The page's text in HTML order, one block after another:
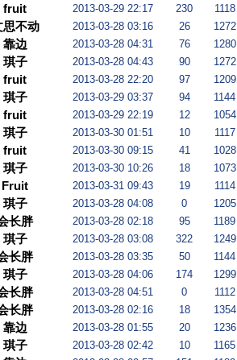
fruit 2013-03-29 22:17 230 1118
思不动 2013-03-28 03:16 26 1272
靠边 2013-03-28 04:31 76 1280
琪子 2013-03-28 04:43 90 1272
fruit 2013-03-28 22:20 97 1209
琪子 2013-03-29 03:37 94 1144
fruit 2013-03-29 22:19 12 1054
琪子 2013-03-30 01:51 10 1117
fruit 2013-03-30 09:15 41 1028
琪子 2013-03-30 10:26 18 1073
Fruit 2013-03-31 09:43 19 1114
琪子 2013-03-28 04:08 0 1205
长胖 2013-03-28 02:18 95 1189
琪子 2013-03-28 03:08 322 1249
长胖 2013-03-28 03:35 50 1144
琪子 2013-03-28 04:06 174 1299
长胖 2013-03-28 04:51 0 1112
长胖 2013-03-28 02:16 18 1354
靠边 2013-03-28 01:55 20 1236
琪子 2013-03-28 02:42 10 1165